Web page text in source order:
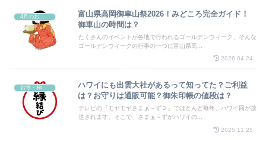
富山県高岡御車山祭2026！みどころ完全ガイド！
御車山の時間は？
たくさんのイベントが各地で行われるゴールデンウィーク、そんな
ゴールデンウィークの行事の一つに富山県高...
2026.04.24
お寺・神社・教会
ハワイにも出雲大社があるって知ってた？ご利益
は？お守りは通販可能？御朱印帳の値段は？
テレビの『モヤモヤさまぁ～ず２』でほとんど毎年、ハワイ回が放
送されます。そこで、さまぁ～ずがハワイの...
2025.11.25